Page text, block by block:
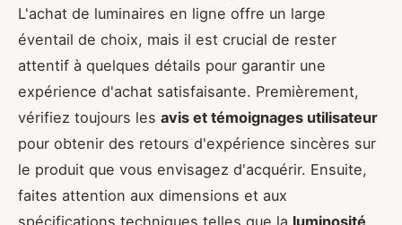
L'achat de luminaires en ligne offre un large
éventail de choix, mais il est crucial de rester
attentif à quelques détails pour garantir une
expérience d'achat satisfaisante. Premièrement,
vérifiez toujours les avis et témoignages utilisateur
pour obtenir des retours d'expérience sincères sur
le produit que vous envisagez d'acquérir. Ensuite,
faites attention aux dimensions et aux